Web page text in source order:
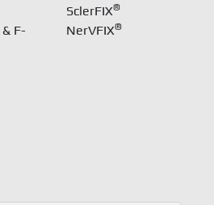
& F-
SclerFIX®
NerVFIX®